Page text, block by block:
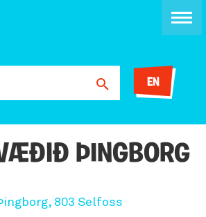
EN
ÞINGBORG
803 Selfoss